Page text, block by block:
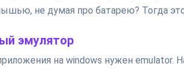
не думая про батарею? Тогда
эмулятор
на windows нужен